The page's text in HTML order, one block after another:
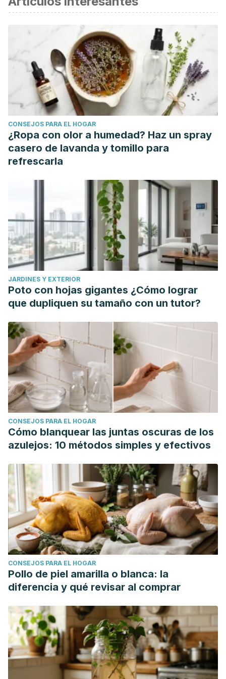
Al-Mijalli S., Mrabti, H., Ouassou, H, et al. Chemical
composition, antioxidant, anti-diabetic, anti-
acetylcholinesterase, anti-inflammatory, and antimicrobial
properties ofArbutus unedoL. and Laurus nobilisL.
Essential Oils. Life, 2022; vol. 12(11), 1876.
https://pubmed.ncbi.nlm.nih.gov/36431011/
Baqur, M., Hashim, H., Al-Shuhaib, J. & Obayes, D. (2023)
Artecanin ofLaurus nobilisis a novel inhibitor of SARS-
CoV-2 main protease with highly desirable druglikeness.
Journal of Biomolecular Structure and Dynamics
, vol. 41(6),
pp. 2355-2367.
Caputo, L., Nazzaro, F., Souza L. et al. (2017).Laurus
: composition of essential oil and its biological
activities.Molecules
, vol. 22(6), 930.
https://doi.org/10.3390/molecules22060930
Celaya-Michel, H., Anaya-Islas, J., Barrera-Silva, M. et al.
(2019). Extractos hidro-etanólicos de plantas comestibles
como alternativa para controlar bacterias patógenas,
parásitos e insectos en la industria pecuaria.
21(2), pp. 47-54.
Esam, Y., Qnais, F., Abdulla, E. et al (2012). Antidiarrheal
activity of Laurus nobilis L. Leaf extract in rats.
Medicinal Food , 15(1), pp. 51-57.
https://www.liebertpub.com/doi/abs/10.1089/jmf.2011.1707
Federación española de nutrición (2009). Laurel en
Mercado saludable de los alimentos(pp. 589-590)
https://www.fen.org.es/publicacion/mercado-saludable-de-
los-alimentos-fen
Nabila, B. Piras, A., Fouzia, B. et al (2022). Chemical
composition and antibacterial activity of the essential oil of
Laurus nobilis
Natural Product Research , vol. 36(4),
pp. 989-993.
https://www.tandfonline.com/doi/full/10.1080/
Rafaat, R., Omer, A. Yener, A. & Uyar, A. (2021). Biomedical
effects of Laurus nobilis L. leaf extract on vital organs in
streptozotocin-induced diabetic rats. Experimental
research.Annals of Medicine and Surgery , 61, pp. 188-197.
https://www.researchgate.net/publication/
induced_diabetic_rats_Experimental_research
Shnewer, M., Al-Hadrawy, S., Abadi, M. & Chasib, J. (2022).
Evaluation of the effect of alcoholic extract of
Nobilisleaves on blood biochemical parameters and
histological changes in the liver and kidney among female
wistar rats treated with depakene (Sodium Valproate).Arch
Razi Inst
., vol. 77(3), pp. 981-989.
CONSEJOS PARA EL HOGAR
¿Ropa con olor a humedad? Haz un spray
casero de lavanda y tomillo para
refrescarla
JARDINES Y EXTERIOR
Poto con hojas gigantes ¿Cómo lograr
que dupliquen su tamaño con un tutor?
CONSEJOS PARA EL HOGAR
Cómo blanquear las juntas oscuras de los
azulejos: 10 métodos simples y efectivos
CONSEJOS PARA EL HOGAR
Pollo de piel amarilla o blanca: la
diferencia y qué revisar al comprar